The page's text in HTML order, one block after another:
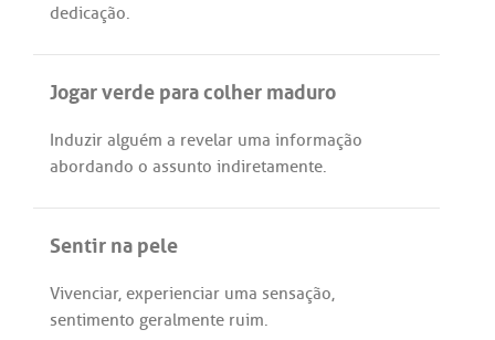
dedicação.
Jogar verde para colher maduro
Induzir alguém a revelar uma informação
abordando o assunto indiretamente.
Sentir na pele
Vivenciar, experienciar uma sensação,
sentimento geralmente ruim.